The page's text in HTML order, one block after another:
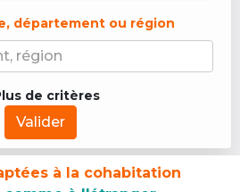
département ou région
région
de critères
Valider
à la cohabitation